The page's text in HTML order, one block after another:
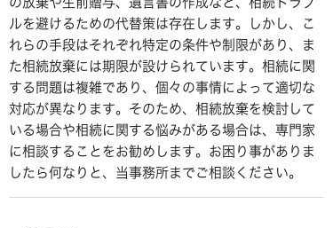
ルを避けるための代替策は存在します。しかし、こ
れらの手段はそれぞれ特定の条件や制限があり、ま
た相続放棄には期限が設けられています。相続に関
する問題は複雑であり、個々の事情によって適切な
対応が異なります。そのため、相続放棄を検討して
いる場合や相続に関する悩みがある場合は、専門家
に相談することをお勧めします。お困り事がありま
したら何なりと、当事務所までご相談ください。